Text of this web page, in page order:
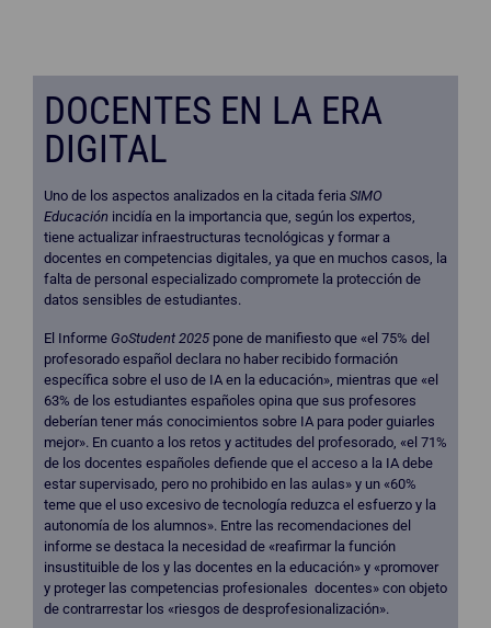
DOCENTES EN LA ERA
DIGITAL
Uno de los aspectos analizados en la citada feria SIMO
Educación incidía en la importancia que, según los expertos,
tiene actualizar infraestructuras tecnológicas y formar a
docentes en competencias digitales, ya que en muchos casos, la
falta de personal especializado compromete la protección de
datos sensibles de estudiantes.
El Informe GoStudent 2025 pone de manifiesto que «el 75% del
profesorado español declara no haber recibido formación
específica sobre el uso de IA en la educación», mientras que «el
63% de los estudiantes españoles opina que sus profesores
deberían tener más conocimientos sobre IA para poder guiarles
mejor». En cuanto a los retos y actitudes del profesorado, «el 71%
de los docentes españoles defiende que el acceso a la IA debe
estar supervisado, pero no prohibido en las aulas» y un «60%
teme que el uso excesivo de tecnología reduzca el esfuerzo y la
autonomía de los alumnos». Entre las recomendaciones del
informe se destaca la necesidad de «reafirmar la función
insustituible de los y las docentes en la educación» y «promover
y proteger las competencias profesionales docentes» con objeto
de contrarrestar los «riesgos de desprofesionalización».